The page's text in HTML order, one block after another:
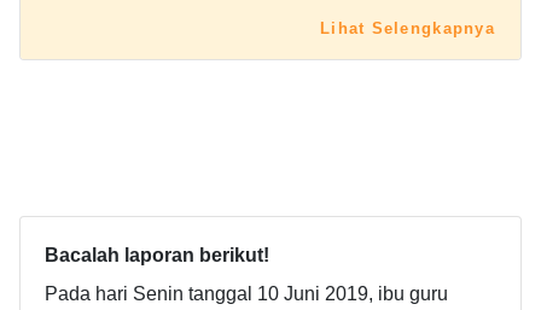
Lihat Selengkapnya
Bacalah laporan berikut!
Pada hari Senin tanggal 10 Juni 2019, ibu guru